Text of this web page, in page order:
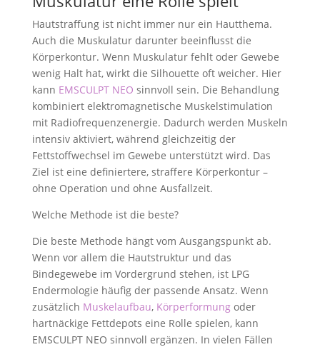
Hautstraffung ist nicht immer nur ein Hautthema.
Auch die Muskulatur darunter beeinflusst die
Körperkontur. Wenn Muskulatur fehlt oder Gewebe
wenig Halt hat, wirkt die Silhouette oft weicher. Hier
kann EMSCULPT NEO sinnvoll sein. Die Behandlung
kombiniert elektromagnetische Muskelstimulation
mit Radiofrequenzenergie. Dadurch werden Muskeln
intensiv aktiviert, während gleichzeitig der
Fettstoffwechsel im Gewebe unterstützt wird. Das
Ziel ist eine definiertere, straffere Körperkontur –
ohne Operation und ohne Ausfallzeit.
Welche Methode ist die beste?
Die beste Methode hängt vom Ausgangspunkt ab.
Wenn vor allem die Hautstruktur und das
Bindegewebe im Vordergrund stehen, ist LPG
Endermologie häufig der passende Ansatz. Wenn
zusätzlich Muskelaufbau, Körperformungoder
hartnäckige Fettdepots eine Rolle spielen, kann
EMSCULPT NEO sinnvoll ergänzen. In vielen Fällen